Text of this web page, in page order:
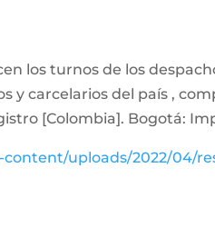
los turnos de los
carcelarios del país ,
[Colombia]. Bogotá:
uploads/2022/04/